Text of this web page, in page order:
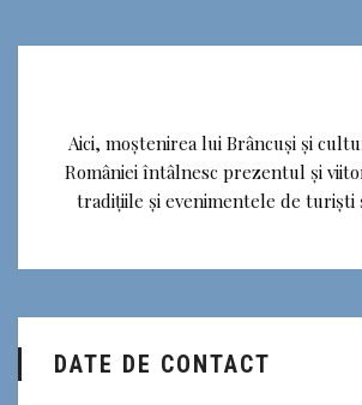
Aici, moștenirea lui Brâncuși și
României întâlnesc prezentul și
tradițiile și evenimentele de turiști
DATE DE CONTACT